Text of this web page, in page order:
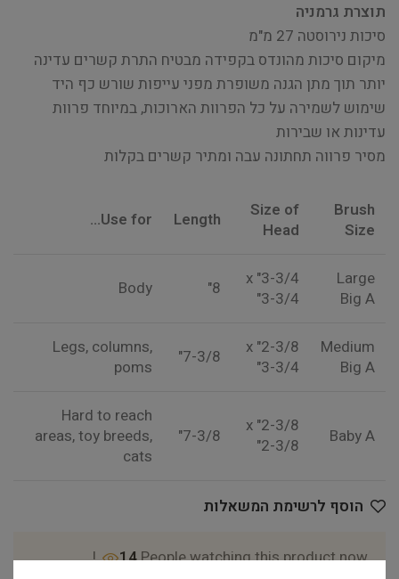
תוצרת גרמניה
סיכות נירוסטה 27 מ"מ
מיקום סיכות מהונדס בקפידה מבטיח התרת קשרים עדינה
יותר תוך מתן הגנה משופרת מפני עייפות שורש כף היד
שימוש לשמירה על כל הפרוות הארוכות, במיוחד פרוות
עדינות או שבירות
מסיר פרווה תחתונה עבה ומתיר קשרים בקלות
Brush
Size
Size of
Head
Length
Use for…
Large
Big A
3-3/4" x
3-3/4"
8"
Body
Medium
Big A
2-3/8" x
3-3/4"
7-3/8"
Legs, columns,
poms
Baby A
2-3/8" x
2-3/8"
7-3/8"
Hard to reach
areas, toy breeds,
cats
הוסף לרשימת המשאלות
14People watching this product now!